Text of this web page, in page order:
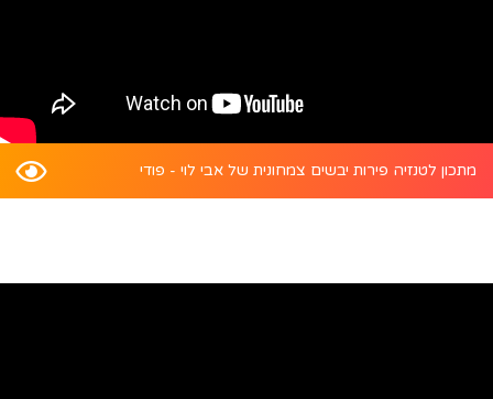
מתכון לטנזיה פירות יבשים צמחונית של אבי לוי - פודי